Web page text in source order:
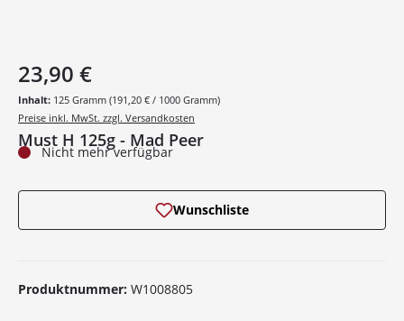
Must H 125g - Mad Peer
23,90 €
Inhalt: 125 Gramm (191,20 € / 1000 Gramm)
Preise inkl. MwSt. zzgl. Versandkosten
Nicht mehr verfügbar
Wunschliste
Produktnummer: W1008805